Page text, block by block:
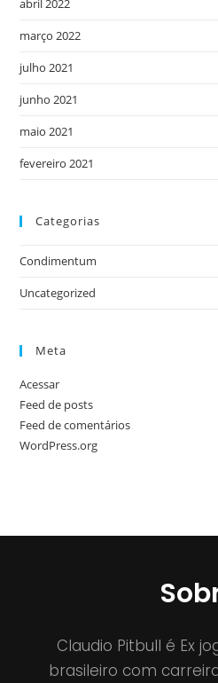
abril 2022
março 2022
julho 2021
junho 2021
maio 2021
fevereiro 2021
Categorias
Condimentum
Uncategorized
Meta
Acessar
Feed de posts
Feed de comentários
WordPress.org
Claudio Pitbull é Ex
brasileiro com